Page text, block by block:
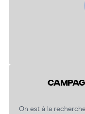
On est à la